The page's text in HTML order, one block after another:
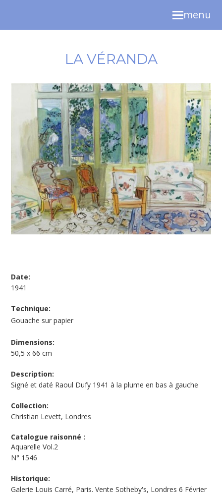
menu
LA VÉRANDA
Date:
1941
Technique:
Gouache sur papier
Dimensions:
50,5 x 66 cm
Description:
Signé et daté Raoul Dufy 1941 à la plume en bas à gauche
Collection:
Christian Levett, Londres
Catalogue raisonné :
Aquarelle Vol.2
N° 1546
Historique:
Galerie Louis Carré, Paris. Vente Sotheby's, Londres 6 Février